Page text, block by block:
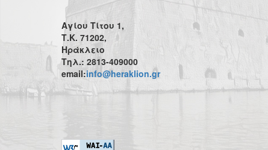
Αγίου Τίτου 1,
Τ.Κ. 71202,
Ηράκλειο
Τηλ.: 2813-409000
email:info@heraklion.gr